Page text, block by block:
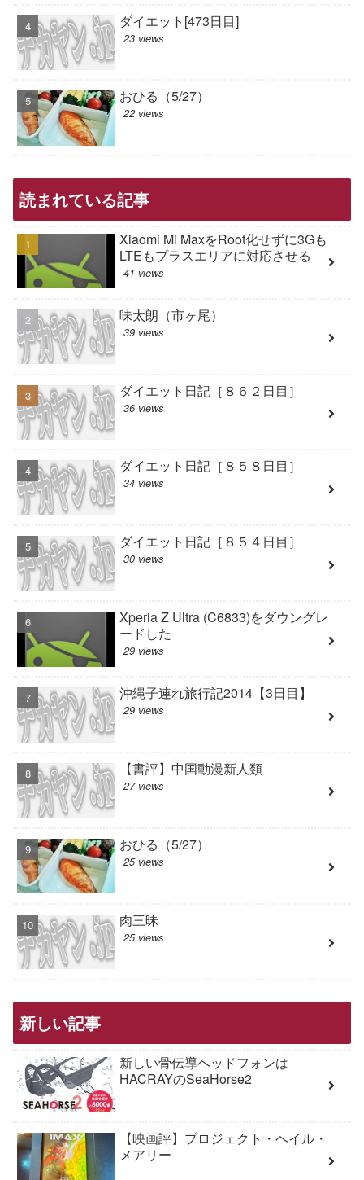
ダイエット[473日目]
23 views
おひる（5/27）
22 views
読まれている記事
Xiaomi Mi MaxをRoot化せずに3Gも
LTEもプラスエリアに対応させる
41 views
味太朗（市ヶ尾）
39 views
ダイエット日記［８６２日目］
36 views
ダイエット日記［８５８日目］
34 views
ダイエット日記［８５４日目］
30 views
Xperia Z Ultra (C6833)をダウングレ
ードした
29 views
沖縄子連れ旅行記2014【3日目】
29 views
【書評】中国動漫新人類
27 views
おひる（5/27）
25 views
肉三昧
25 views
新しい記事
新しい骨伝導ヘッドフォンは
HACRAYのSeaHorse2
【映画評】プロジェクト・ヘイル・
メアリー